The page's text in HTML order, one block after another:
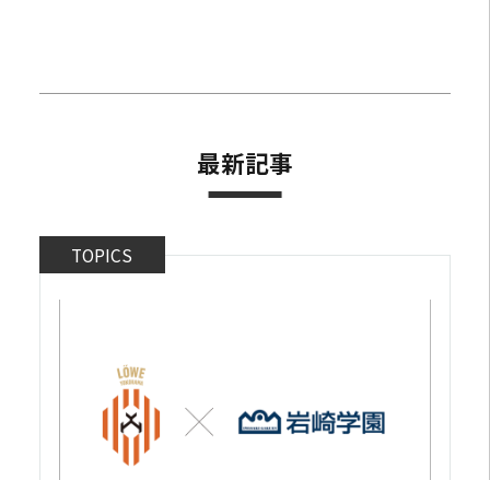
最新記事
TOPICS